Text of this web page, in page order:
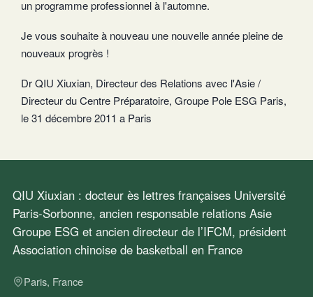
un programme professionnel à l'automne.
Je vous souhaite à nouveau une nouvelle année pleine de
nouveaux progrès !
Dr QIU Xiuxian, Directeur des Relations avec l'Asie /
Directeur du Centre Préparatoire, Groupe Pole ESG Paris,
le 31 décembre 2011 a Paris
QIU Xiuxian : docteur ès lettres françaises Université
Paris-Sorbonne, ancien responsable relations Asie
Groupe ESG et ancien directeur de l’IFCM, président
Association chinoise de basketball en France
Paris, France